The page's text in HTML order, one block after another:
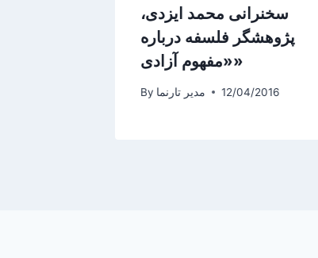
سخنرانی محمد ایزدی،
پژوهشگر فلسفه درباره
«مفهوم آزادی»
By مدیر تارنما 12/04/2016